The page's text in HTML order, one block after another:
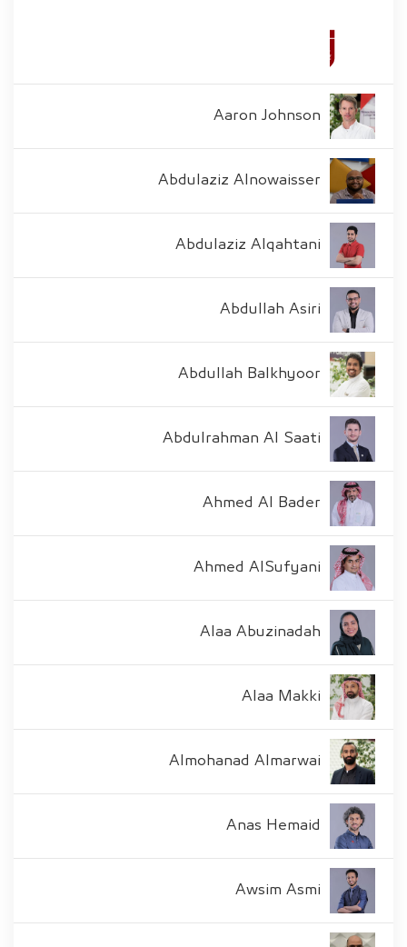
Aaron Johnson
Abdulaziz Alnowaisser
Abdulaziz Alqahtani
Abdullah Asiri
Abdullah Balkhyoor
Abdulrahman Al Saati
Ahmed Al Bader
Ahmed AlSufyani
Alaa Abuzinadah
Alaa Makki
Almohanad Almarwai
Anas Hemaid
Awsim Asmi